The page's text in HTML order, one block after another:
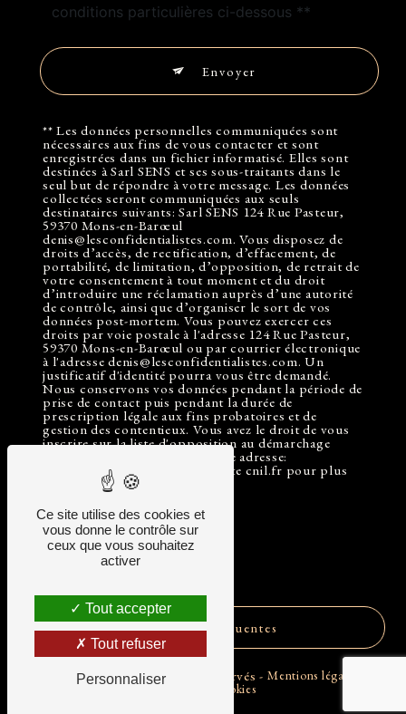
conditions particulières ci-dessous **
Envoyer
** Les données personnelles communiquées sont
nécessaires aux fins de vous contacter et sont
enregistrées dans un fichier informatisé. Elles sont
destinées à Sarl SENS et ses sous-traitants dans le
seul but de répondre à votre message. Les données
collectées seront communiquées aux seuls
destinataires suivants: Sarl SENS 124 Rue Pasteur,
59370 Mons-en-Barœul
denis@lesconfidentialistes.com. Vous disposez de
droits d’accès, de rectification, d’effacement, de
portabilité, de limitation, d’opposition, de retrait de
votre consentement à tout moment et du droit
d’introduire une réclamation auprès d’une autorité
de contrôle, ainsi que d’organiser le sort de vos
données post-mortem. Vous pouvez exercer ces
droits par voie postale à l'adresse 124 Rue Pasteur,
59370 Mons-en-Barœul ou par courrier électronique
à l'adresse denis@lesconfidentialistes.com. Un
justificatif d'identité pourra vous être demandé.
Nous conservons vos données pendant la période de
prise de contact puis pendant la durée de
prescription légale aux fins probatoires et de
gestion des contentieux. Vous avez le droit de vous
inscrire sur la liste d'opposition au démarchage
téléphonique, disponible à cette adresse:
Bloctel.gouv.fr . Consultez le site cnil.fr pour plus
d’informations sur vos droits.
Recherches fréquentes
Vistalid- 2026 - Tous droits réservés - Mentions légales
Gestion des cookies
Ce site utilise des cookies et
vous donne le contrôle sur
ceux que vous souhaitez
activer
Tout accepter
Tout refuser
Personnaliser